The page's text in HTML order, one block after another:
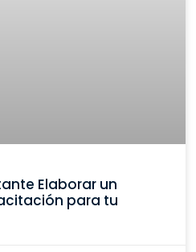
Elaborar un
para tu